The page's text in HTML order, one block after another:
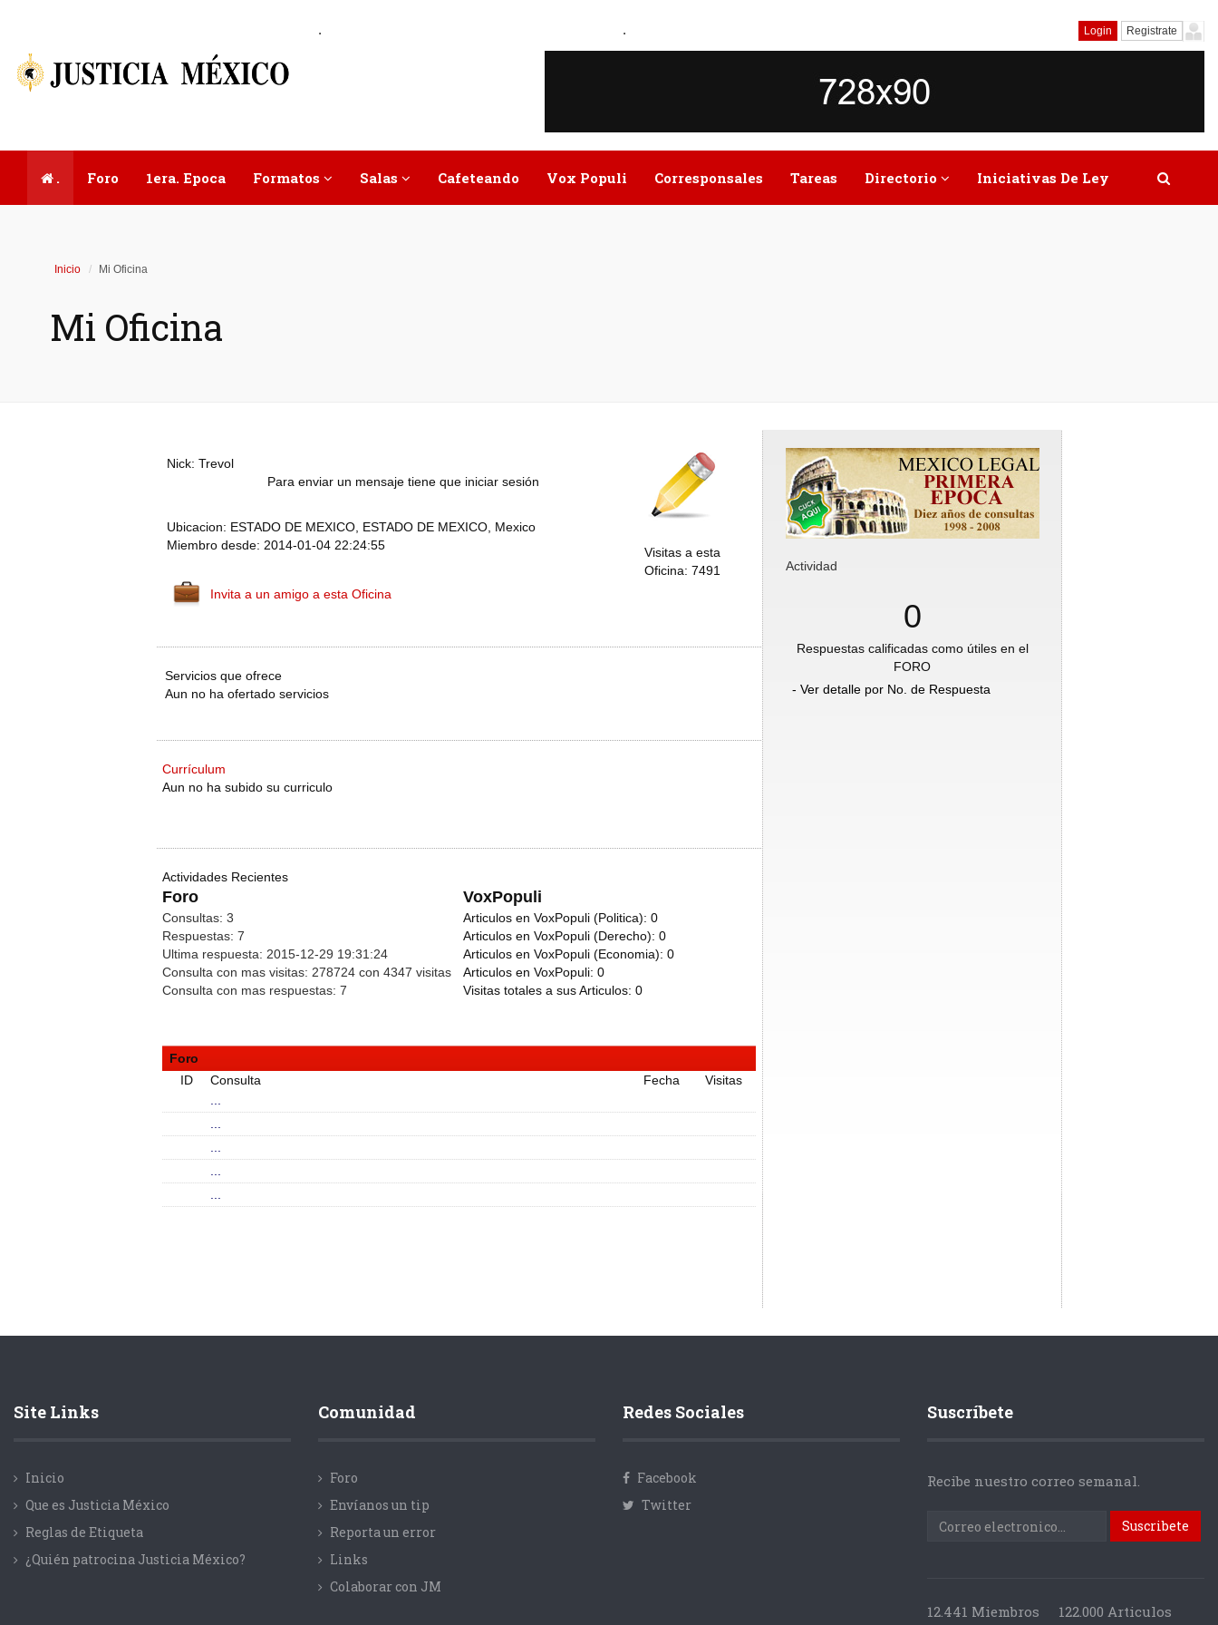
. . Login Registrate
. Foro 1era. Epoca Formatos Salas Cafeteando Vox Populi Corresponsales Tareas Directorio Iniciativas De Ley
Inicio Mi Oficina
Mi Oficina
Nick: Trevol
Para enviar un mensaje tiene que iniciar sesión
Ubicacion: ESTADO DE MEXICO, ESTADO DE MEXICO, Mexico
Miembro desde: 2014-01-04 22:24:55
Visitas a esta
Oficina: 7491
Invita a un amigo a esta Oficina
Servicios que ofrece
Aun no ha ofertado servicios
Currículum
Aun no ha subido su curriculo
Actividades Recientes
Foro VoxPopuli
Consultas: 3
Respuestas: 7
Ultima respuesta: 2015-12-29 19:31:24
Consulta con mas visitas: 278724 con 4347 visitas
Consulta con mas respuestas: 7
Articulos en VoxPopuli (Politica): 0
Articulos en VoxPopuli (Derecho): 0
Articulos en VoxPopuli (Economia): 0
Articulos en VoxPopuli: 0
Visitas totales a sus Articulos: 0
Foro
ID
Consulta Fecha
Visitas
Actividad
0
Respuestas calificadas como útiles en el
FORO
- Ver detalle por No. de Respuesta
Site Links
Inicio
Que es Justicia México
Reglas de Etiqueta
¿Quién patrocina Justicia México?
Comunidad
Foro
Envíanos un tip
Reporta un error
Links
Colaborar con JM
Redes Sociales
Facebook
Twitter
Suscríbete
Recibe nuestro correo semanal.
12.441 Miembros 122.000 Articulos